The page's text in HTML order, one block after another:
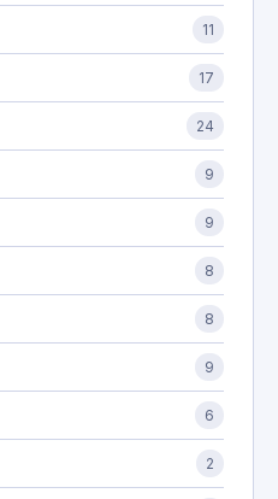
11
17
24
9
9
8
8
9
6
2